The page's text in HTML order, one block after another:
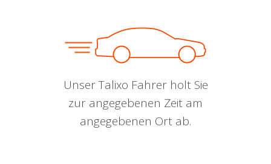
Unser Talixo Fahrer holt Sie
zur angegebenen Zeit am
angegebenen Ort ab.